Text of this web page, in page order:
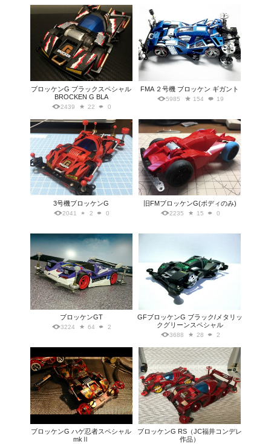
ブロッケンG ブラックスペシャル
BROCKEN G BLA
2439 22 0
FMA ２号機 ブロッケン ギガント
5985 154 19
3号機ブロッケンG
2041 2 0
旧FMブロッケンG(ボディのみ)
2235 15 0
ブロッケンGT
3224 64 2
GFブロッケンG ブラック/メタリッ
クグリーンスペシャル
3688 28 2
ブロッケンG ハゲ忍者スペシャル
mkⅡ
ブロッケンG RS（JC福井コンデレ
作品）